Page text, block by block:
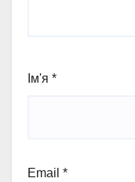
Ім'я *
Email *